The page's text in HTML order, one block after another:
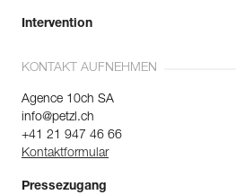
Intervention
KONTAKT AUFNEHMEN
Agence 10ch SA
info@petzl.ch
+41 21 947 46 66
Kontaktformular
Pressezugang